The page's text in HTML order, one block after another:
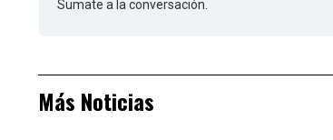
Sumate a la conversación.
Más Noticias